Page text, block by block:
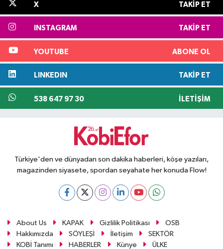
X TAKIP ET
INSTAGRAM TAKIP ET
YOUTUBE ABONE OL
LINKEDIN TAKIP ET
538 647 97 30 İLETIŞIM
Türkiye'den ve dünyadan son dakika haberleri, köşe yazıları,
magazinden siyasete, spordan seyahate her konuda Flow!
About Us KAPAK Gizlilik Politikası
OSB
Hakkımızda
SÖYLEŞİ İletişim
SEKTÖR
KOBİ Tanımı
HABERLER Künye ÜLKE